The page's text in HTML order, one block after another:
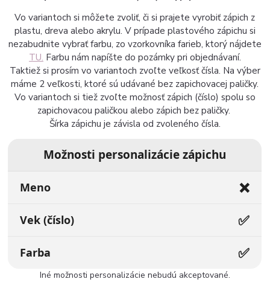
Vo variantoch si môžete zvoliť, či si prajete vyrobiť zápich z
plastu, dreva alebo akrylu. V prípade plastového zápichu si
nezabudnite vybrať farbu, zo vzorkovníka farieb, ktorý nájdete
TU. Farbu nám napíšte do pozámky pri objednávaní.
Taktiež si prosím vo variantoch zvoľte veľkosť čísla. Na výber
máme 2 veľkosti, ktoré sú udávané bez zapichovacej paličky.
Vo variantoch si tiež zvoľte možnosť zápich (číslo) spolu so
zapichovacou paličkou alebo zápich bez paličky.
Šírka zápichu je závisla od zvoleného čísla.
Možnosti personalizácie zápichu
Meno ❌
Vek (číslo) ✅
Farba ✅
Iné možnosti personalizácie nebudú akceptované.